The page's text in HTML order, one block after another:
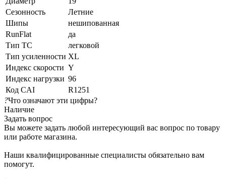
Сезонность
Летние
Шипы
нешипованная
RunFlat
да
Тип ТС
легковой
Тип усиленности XL
Индекс скорости Y
Индекс нагрузки 96
Код CAI
R1251
?Что означают эти цифры?
Наличие
Задать вопрос
Вы можете задать любой интересующий вас вопрос по товару
или работе магазина.
Наши квалифицированные специалисты обязательно вам
помогут.